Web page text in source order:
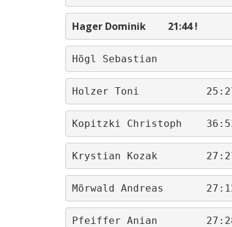
Hager Dominik         21:44 !
Högl
Holzer Toni
Kopitzki Christoph
Krystian Kozak
Mörwald Andreas
Pfeiffer Anian